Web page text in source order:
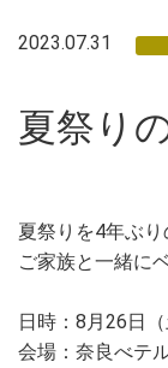
2023.07.31
夏祭り
夏祭りを4年ぶり
ご家族と一緒に
日時：8月26日
会場：奈良べテ